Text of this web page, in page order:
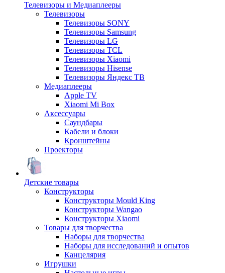
Телевизоры и Медиаплееры
Телевизоры
Телевизоры SONY
Телевизоры Samsung
Телевизоры LG
Телевизоры TCL
Телевизоры Xiaomi
Телевизоры Hisense
Телевизоры Яндекс ТВ
Медиаплееры
Apple TV
Xiaomi Mi Box
Аксессуары
Саундбары
Кабели и блоки
Кронштейны
Проекторы
Детские товары
Конструкторы
Конструкторы Mould King
Конструкторы Wangao
Конструкторы Xiaomi
Товары для творчества
Наборы для творчества
Наборы для исследований и опытов
Канцелярия
Игрушки